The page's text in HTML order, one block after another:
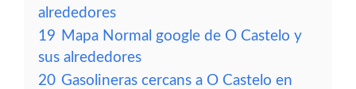
alrededores
19 Mapa Normal google de O Castelo y
sus alrededores
20 Gasolineras cercans a O Castelo en